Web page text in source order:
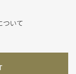
ついて